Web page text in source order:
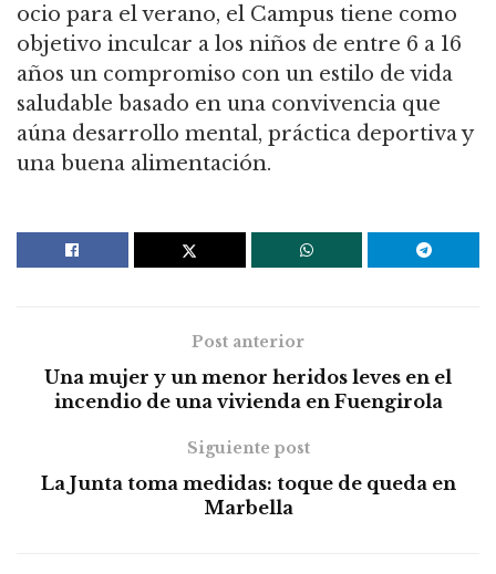
ocio para el verano, el Campus tiene como
objetivo inculcar a los niños de entre 6 a 16
años un compromiso con un estilo de vida
saludable basado en una convivencia que
aúna desarrollo mental, práctica deportiva y
una buena alimentación.
Post anterior
Una mujer y un menor heridos leves en el
incendio de una vivienda en Fuengirola
Siguiente post
La Junta toma medidas: toque de queda en
Marbella